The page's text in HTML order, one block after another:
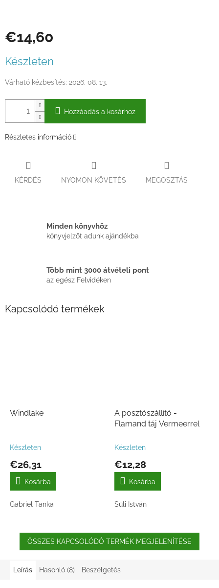
€14,60
Készleten
Várható kézbesítés: 2026. 08. 13.
Hozzáadás a kosárhoz
Részletes információ
KÉRDÉS NYOMON KÖVETÉS MEGOSZTÁS
Minden könyvhöz
könyvjelzőt adunk ajándékba
Több mint 3000 átvételi pont
az egész Felvidéken
Kapcsolódó termékek
Windlake
Készleten
€26,31
Kosárba
Gabriel Tanka
A posztószállító -
Flamand táj Vermeerrel
Készleten
€12,28
Kosárba
Süli István
ÖSSZES KAPCSOLÓDÓ TERMÉK MEGJELENÍTÉSE
Leírás Hasonló (8) Beszélgetés